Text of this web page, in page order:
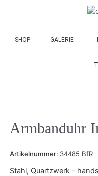
SHOP GALERIE
Armbanduhr
Artikelnummer: 34485 BfR
Stahl, Quartzwerk –